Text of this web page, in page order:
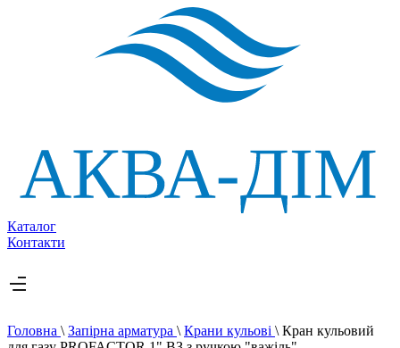
Каталог
Контакти
Головна \ Запірна арматура \ Крани кульові \ Кран кульовий